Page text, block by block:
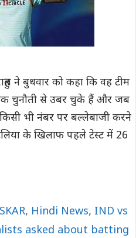
ने बुधवार को कहा कि वह टीम
चुनौती से उबर चुके हैं और जब
भी नंबर पर बल्लेबाजी करने
के खिलाफ पहले टेस्ट में 26
, Hindi News, IND vs
asked about batting